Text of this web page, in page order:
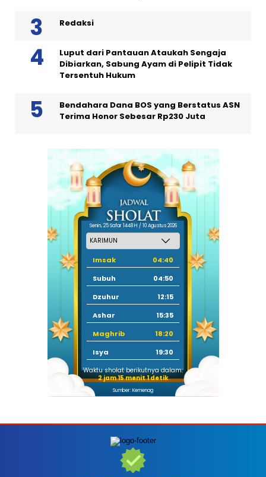
Redaksi
Luput dari Pantauan Ataukah Sengaja
Dibiarkan, Sabung Ayam di Pelipit Tidak
Tersentuh Hukum
Bendahara Dana BOS yang Berstatus ASN
Terima Honor Sebesar Rp230 Juta
Senin, 25 Safar 1448 H / 10 Agustus 2026
Imsak
04:40
Subuh
04:50
Dzuhur
12:15
Ashar
15:35
Maghrib
18:20
Isya
19:30
Waktu sholat berikutnya dalam:
2 jam 15 menit 0 detik
Sumber: Kemenag